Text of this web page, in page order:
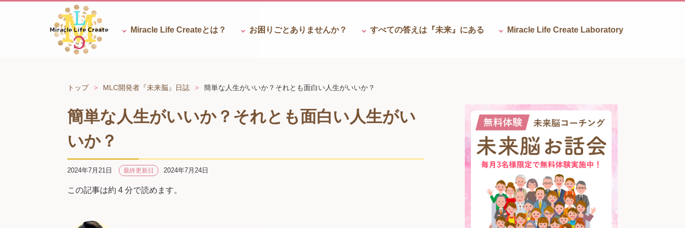
Miracle Life Createとは？ お困りごとありませんか？ すべての答えは 『未来』にある Miracle Life Create Laboratory
トップ MLC開発者『未来脳』日誌 簡単な人生がいいか？それとも面白い人生がいいか？
簡単な人生がいいか？それとも面白い人生がい
いか？
2024年7月21日 最終更新日 2024年7月24日
この記事は約 4 分で読めます。